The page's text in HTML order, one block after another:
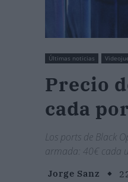
Últimas noticias
Precio
cada
Los ports de Black
armada: 40€ cada
Jorge Sanz